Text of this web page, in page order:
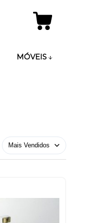
MÓVEIS